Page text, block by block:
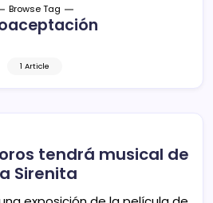
Browse Tag
1 Article
tendrá musical de
Sirenita